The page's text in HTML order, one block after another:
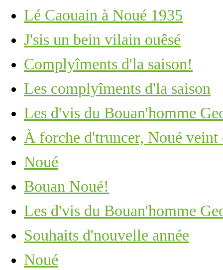
Lé Caouain à Noué 1935
J'sis un bein vilain ouêsé
Complyîments d'la saison!
Les complyîments d'la saison
Les d'vis du Bouan'homme
À forche d'truncer, Noué veint
Noué
Bouan Noué!
Les d'vis du Bouan'homme
Souhaits d'nouvelle année
Noué